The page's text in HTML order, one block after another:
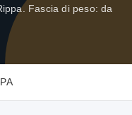
Fascia di peso: da